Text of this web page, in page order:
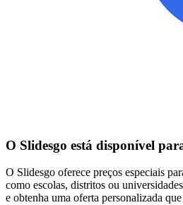
O Slidesgo está disponível
O Slidesgo oferece preços especiais
como escolas, distritos ou
e obtenha uma oferta personalizada que